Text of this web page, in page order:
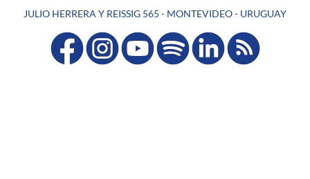
JULIO HERRERA Y REISSIG 565 - MONTEVIDEO - URUGUAY